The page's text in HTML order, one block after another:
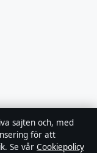
sajten och, med
för att
Se vår Cookiepolicy